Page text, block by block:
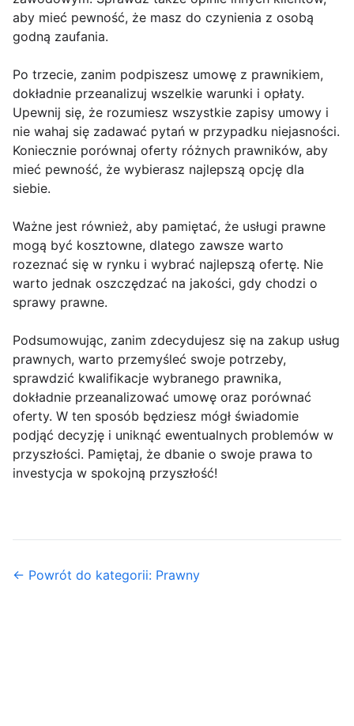
aby mieć pewność, że masz do czynienia z osobą
godną zaufania.
Po trzecie, zanim podpiszesz umowę z prawnikiem,
dokładnie przeanalizuj wszelkie warunki i opłaty.
Upewnij się, że rozumiesz wszystkie zapisy umowy i
nie wahaj się zadawać pytań w przypadku niejasności.
Koniecznie porównaj oferty różnych prawników, aby
mieć pewność, że wybierasz najlepszą opcję dla
siebie.
Ważne jest również, aby pamiętać, że usługi prawne
mogą być kosztowne, dlatego zawsze warto
rozeznać się w rynku i wybrać najlepszą ofertę. Nie
warto jednak oszczędzać na jakości, gdy chodzi o
sprawy prawne.
Podsumowując, zanim zdecydujesz się na zakup usług
prawnych, warto przemyśleć swoje potrzeby,
sprawdzić kwalifikacje wybranego prawnika,
dokładnie przeanalizować umowę oraz porównać
oferty. W ten sposób będziesz mógł świadomie
podjąć decyzję i uniknąć ewentualnych problemów w
przyszłości. Pamiętaj, że dbanie o swoje prawa to
investycja w spokojną przyszłość!
← Powrót do kategorii: Prawny